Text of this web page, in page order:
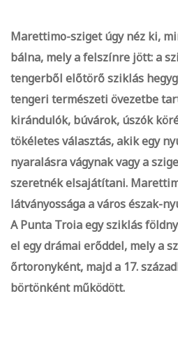
Marettimo-sziget úgy néz ki,
bálna, mely a felszínre jött: a
tengerből előtörő sziklás
tengeri természeti övezetbe
kirándulók, búvárok, úszók
tökéletes választás, akik egy
nyaralásra vágynak vagy a
szeretnék elsajátítani.
látványossága a város észak-
A Punta Troia egy sziklás
el egy drámai erőddel, mely a
őrtoronyként, majd a 17.
börtönként működött.